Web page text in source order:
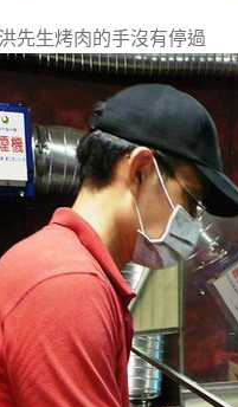
先生烤肉的手沒有停過